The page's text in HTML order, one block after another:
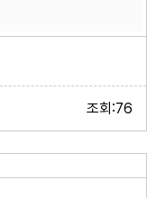
조회:76